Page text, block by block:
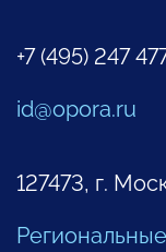
+7 (495) 247
id@opora.ru
127473, г.